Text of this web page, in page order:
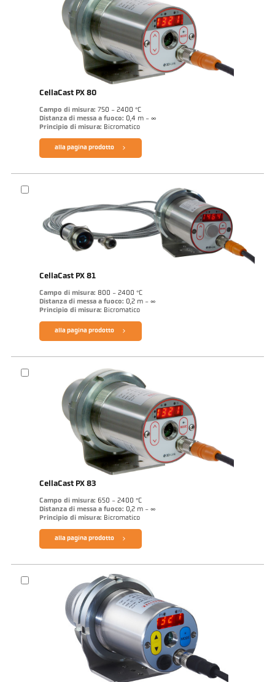
CellaCast PX 80
Campo di misura: 750 - 2400 °C
Distanza di messa a fuoco: 0,4 m - ∞
Principio di misura: Bicromatico
alla pagina prodotto
CellaCast PX 81
Campo di misura: 800 - 2400 °C
Distanza di messa a fuoco: 0,2 m - ∞
Principio di misura: Bicromatico
alla pagina prodotto
CellaCast PX 83
Campo di misura: 650 - 2400 °C
Distanza di messa a fuoco: 0,2 m - ∞
Principio di misura: Bicromatico
alla pagina prodotto